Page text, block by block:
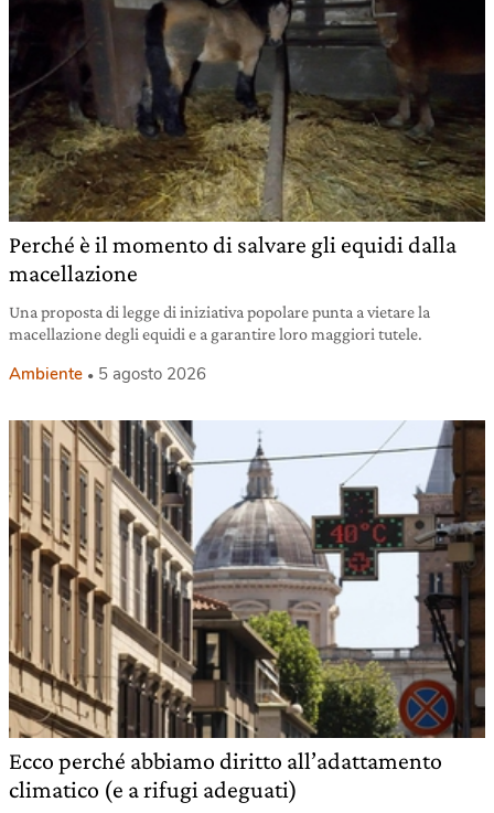
Perché è il momento di salvare gli equidi dalla
macellazione
Una proposta di legge di iniziativa popolare punta a vietare la
macellazione degli equidi e a garantire loro maggiori tutele.
Ambiente 5 agosto 2026
Ecco perché abbiamo diritto all’adattamento
climatico (e a rifugi adeguati)